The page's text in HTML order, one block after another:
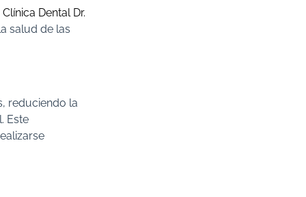
Clínica Dental Dr.
salud de las
reduciendo la
Este